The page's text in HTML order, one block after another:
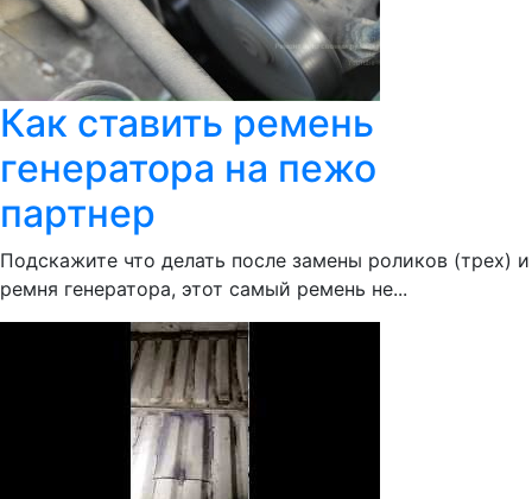
Как ставить ремень
генератора на пежо
партнер
Подскажите что делать после замены роликов (трех) и
ремня генератора, этот самый ремень не...